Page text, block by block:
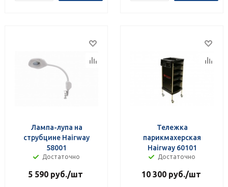
Лампа-лупа на
струбцине Hairway
58001
Достаточно
5 590 руб./шт
Тележка
парикмахерская
Hairway 60101
Достаточно
10 300руб./шт